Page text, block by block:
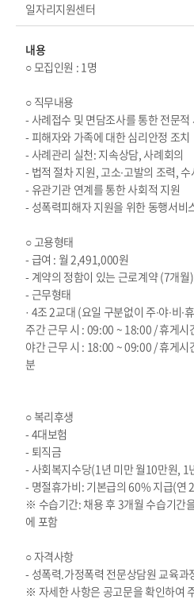
일자리지원센터
내용
○ 모집인원 : 1명
○ 직무내용
- 사례접수 및 면담조사를 통한 전문적
- 피해자와 가족에 대한 심리안정 조치
- 사례관리 실천: 지속상담, 사례회의
- 법적 절차 지원, 고소∙고발의 조력,
- 유관기관 연계를 통한 사회적 지원
- 성폭력피해자 지원을 위한 동행서비
○ 고용형태
- 급여 : 월 2,491,000원
- 계약의 정함이 있는 근로계약 (7개월)
- 근무형태
· 4조 2교대 (요일 구분없이 주∙야∙비∙
주간 근무 시 : 09:00 ~ 18:00 / 휴게
야간 근무 시 : 18:00 ~ 09:00 / 휴게시
분
○ 복리후생
- 4대보험
- 퇴직금
- 사회복지수당(1년 미만 월10만원, 1
- 명절휴가비: 기본급의 60% 지급(연
※ 수습기간: 채용 후 3개월 수습기간
에 포함
○ 자격사항
- 성폭력.가정폭력 전문상담원 교육과
※ 자세한 사항은 공고문을 확인하여